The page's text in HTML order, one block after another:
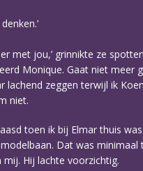
met jou,’ grinnikte ze
Monique. Gaat niet meer
lachend zeggen terwijl ik
niet.
toen ik bij Elmar thuis was.
Dat was minimaal
Hij lachte voorzichtig.